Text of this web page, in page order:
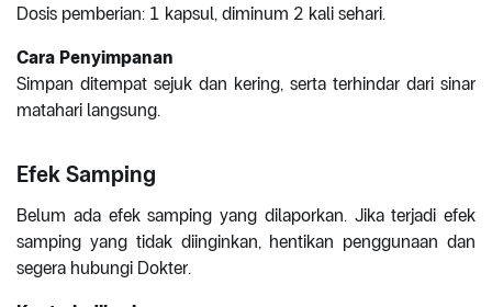
Dosis pemberian: 1 kapsul, diminum 2 kali sehari.
Cara Penyimpanan
Simpan ditempat sejuk dan kering, serta terhindar dari sinar
matahari langsung.
Efek Samping
Belum ada efek samping yang dilaporkan. Jika terjadi efek
samping yang tidak diinginkan, hentikan penggunaan dan
segera hubungi Dokter.